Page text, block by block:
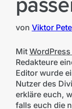
von Viktor
Mit
Redakteure
Editor wurde
Nutzer des
erkläre euch,
falls euch die